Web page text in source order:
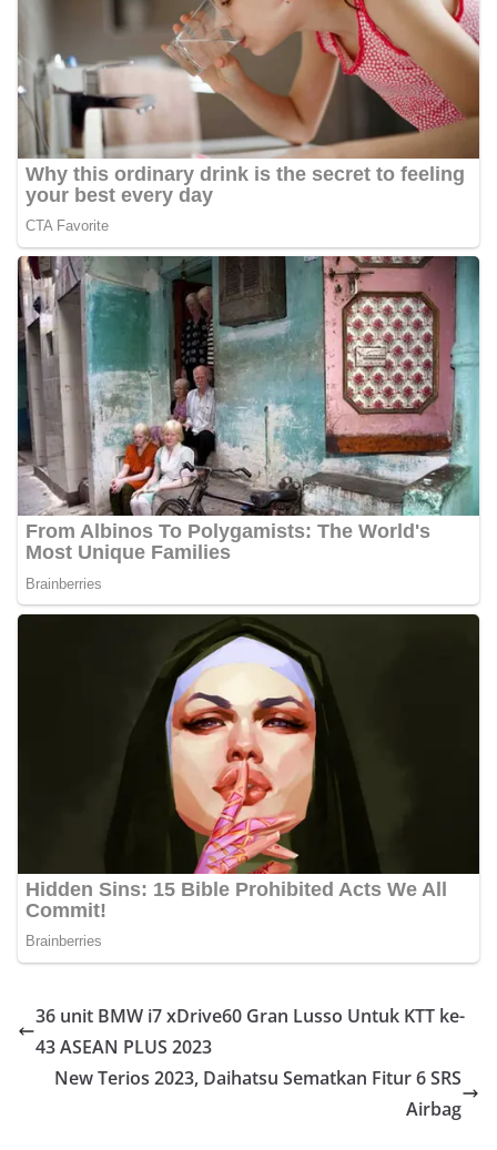
36 unit BMW i7 xDrive60 Gran Lusso Untuk KTT ke-
43 ASEAN PLUS 2023
New Terios 2023, Daihatsu Sematkan Fitur 6 SRS
Airbag